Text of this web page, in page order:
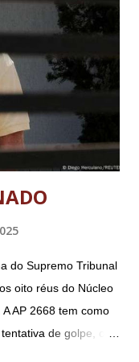
do Supremo Tribunal
oito réus do Núcleo
AP 2668 tem como
de golpe, ou